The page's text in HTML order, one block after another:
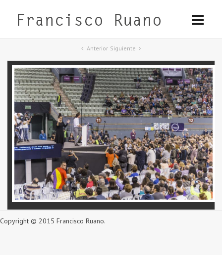
Anterior Siguiente
Copyright © 2015 Francisco Ruano.